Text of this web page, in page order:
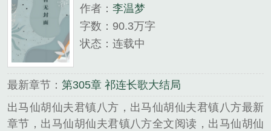
作者： 李温梦
字数：90.3万字
状态：连载中
最新章节： 第305章 祁连长歌大结局
出马仙胡仙夫君镇八方，出马仙胡仙夫君镇八方最新
章节，出马仙胡仙夫君镇八方全文阅读，出马仙胡仙